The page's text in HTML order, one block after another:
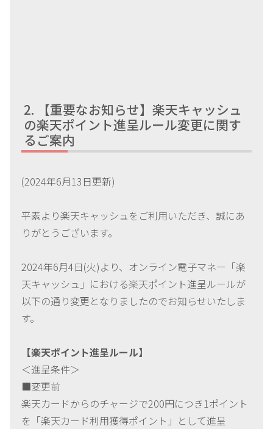
【重要なお知らせ】楽天キャッシュ
の楽天ポイント進呈ルール変更に関す
るご案内
(2024年6月13日更新)
平素より楽天キャッシュをご利用いただき、誠にあ
りがとうございます。
2024年6月4日(火)より、オンライン電子マネー「楽
天キャッシュ」における楽天ポイント進呈ルールが
以下の通り変更となりましたのでお知らせいたしま
す。
【楽天ポイント進呈ルール】
＜進呈条件＞
■変更前
楽天カードからのチャージで200円につき1ポイント
を「楽天カード利用獲得ポイント」として進呈